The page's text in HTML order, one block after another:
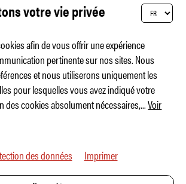
Red Pig
votre vie privée
afin de vous offrir une expérience
pertinente sur nos sites. Nous
et nous utiliserons uniquement les
pour lesquelles vous avez indiqué votre
des cookies absolument nécessaires,...Voir
des données Imprimer